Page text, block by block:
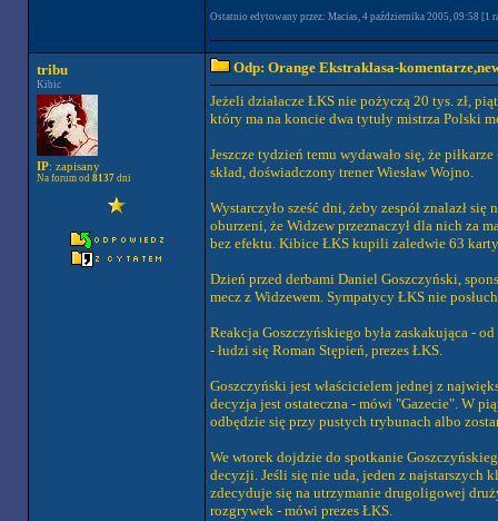
Ostatnio edytowany przez: Macias, 4 października 2005, 09:58 [1
tribu
Kibic
IP: zapisany
Na forum od 8137dni
Odp: Orange Ekstraklasa-
Jeżeli działacze ŁKS nie pożyczą 20 tys. zł,
który ma na koncie dwa tytuły mistrza Polski
Jeszcze tydzień temu wydawało się, że
skład, doświadczony trener Wiesław Wojno.
Wystarczyło sześć dni, żeby zespół znalazł
oburzeni, że Widzew przeznaczył dla nich za
bez efektu. Kibice ŁKS kupili zaledwie 63
Dzień przed derbami Daniel Goszczyński,
mecz z Widzewem. Sympatycy ŁKS nie
Reakcja Goszczyńskiego była zaskakująca -
- łudzi się Roman Stępień, prezes ŁKS.
Goszczyński jest właścicielem jednej z
decyzja jest ostateczna - mówi "Gazecie". W
odbędzie się przy pustych trybunach albo
We wtorek dojdzie do spotkanie
decyzji. Jeśli się nie uda, jeden z najstarszych
zdecyduje się na utrzymanie drugoligowej
rozgrywek - mówi prezes ŁKS.